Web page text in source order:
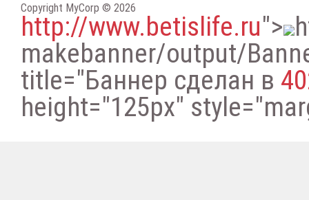
Copyright MyCorp © 2026
http://www.betislife.ru">
makebanner/output/
title="Баннер сделан в
height="125px"